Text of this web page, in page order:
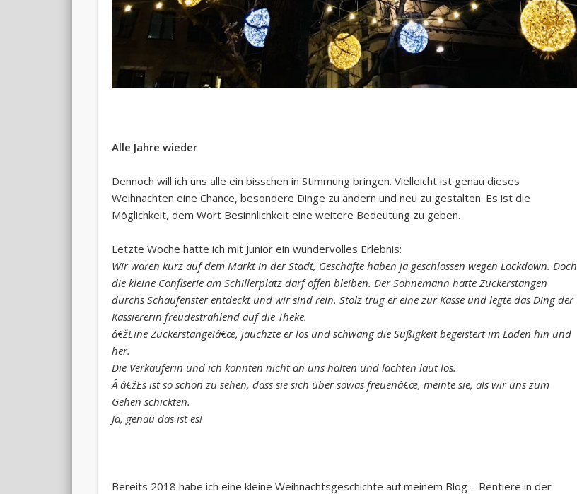
Alle Jahre wieder
Dennoch will ich uns alle ein bisschen in Stimmung bringen. Vielleicht ist genau dieses
Weihnachten eine Chance, besondere Dinge zu ändern und neu zu gestalten. Es ist die
Möglichkeit, dem Wort Besinnlichkeit eine weitere Bedeutung zu geben.
Letzte Woche hatte ich mit Junior ein wundervolles Erlebnis:
Wir waren kurz auf dem Markt in der Stadt, Geschäfte haben ja geschlossen wegen Lockdown. Doch
die kleine Confiserie am Schillerplatz darf offen bleiben. Der Sohnemann hatte Zuckerstangen
durchs Schaufenster entdeckt und wir sind rein. Stolz trug er eine zur Kasse und legte das Ding der
Kassiererin freudestrahlend auf die Theke.
â€žEine Zuckerstange!â€œ, jauchzte er los und schwang die Süßigkeit begeistert im Laden hin und
her.
Die Verkäuferin und ich konnten nicht an uns halten und lachten laut los.
Â â€žEs ist so schön zu sehen, dass sie sich über sowas freuenâ€œ, meinte sie, als wir uns zum
Gehen schickten.
Ja, genau das ist es!
Bereits 2018 habe ich eine kleine Weihnachtsgeschichte auf meinem Blog – Rentiere in der